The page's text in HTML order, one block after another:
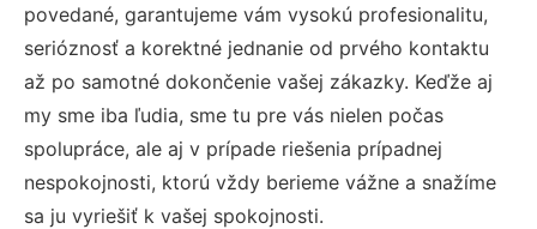
povedané, garantujeme vám vysokú profesionalitu,
serióznosť a korektné jednanie od prvého kontaktu
až po samotné dokončenie vašej zákazky. Keďže aj
my sme iba ľudia, sme tu pre vás nielen počas
spolupráce, ale aj v prípade riešenia prípadnej
nespokojnosti, ktorú vždy berieme vážne a snažíme
sa ju vyriešiť k vašej spokojnosti.